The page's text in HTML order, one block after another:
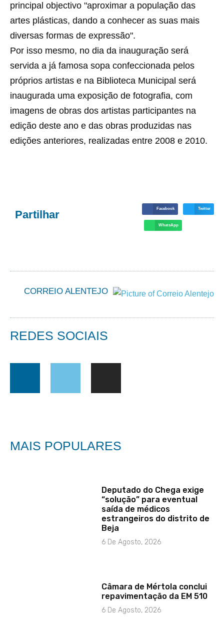
principal objectivo "aproximar a população das
artes plásticas, dando a conhecer as suas mais
diversas formas de expressão".
Por isso mesmo, no dia da inauguração será
servida a já famosa sopa confeccionada pelos
próprios artistas e na Biblioteca Municipal será
inaugurada uma exposição de fotografia, com
imagens de obras dos artistas participantes na
edição deste ano e das obras produzidas nas
edições anteriores, realizadas entre 2008 e 2010.
Partilhar Facebook Twitter
WhatsApp
CORREIO ALENTEJO
REDES SOCIAIS
MAIS POPULARES
Deputado do Chega exige
“solução” para eventual
saída de médicos
estrangeiros do distrito de
Beja
6 De Agosto, 2026
Câmara de Mértola conclui
repavimentação da EM 510
6 De Agosto, 2026